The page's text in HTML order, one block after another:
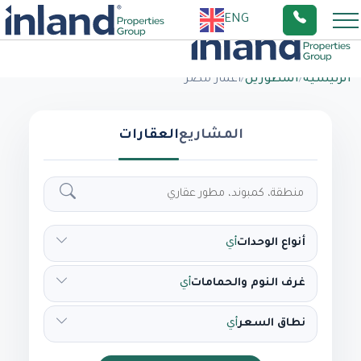
ENG
الرئيسية/المطورين/اعمار مصر
المشاريعالعقارات
أنواع الوحداتأي
غرف النوم والحماماتأي
نطاق السعرأي